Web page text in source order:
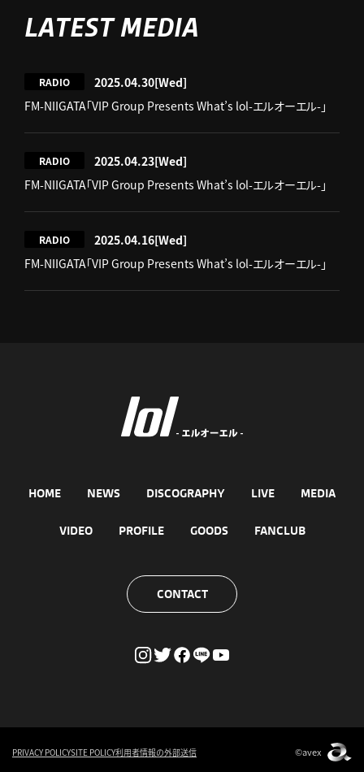
LATEST MEDIA
RADIO 2025.04.30[Wed]
FM-NIIGATA「VIP Group Presents What’s lol-エルオーエル-」
RADIO 2025.04.23[Wed]
FM-NIIGATA「VIP Group Presents What’s lol-エルオーエル-」
RADIO 2025.04.16[Wed]
FM-NIIGATA「VIP Group Presents What’s lol-エルオーエル-」
HOME NEWS DISCOGRAPHY LIVE MEDIA
VIDEO PROFILE GOODS FANCLUB
CONTACT
PRIVACY POLICYSITE POLICY利用者情報の外部送信 ©avex